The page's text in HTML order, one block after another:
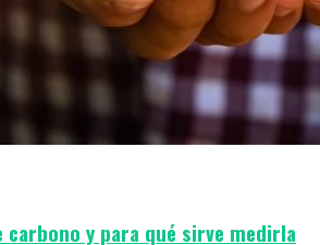
carbono y para qué sirve medirla